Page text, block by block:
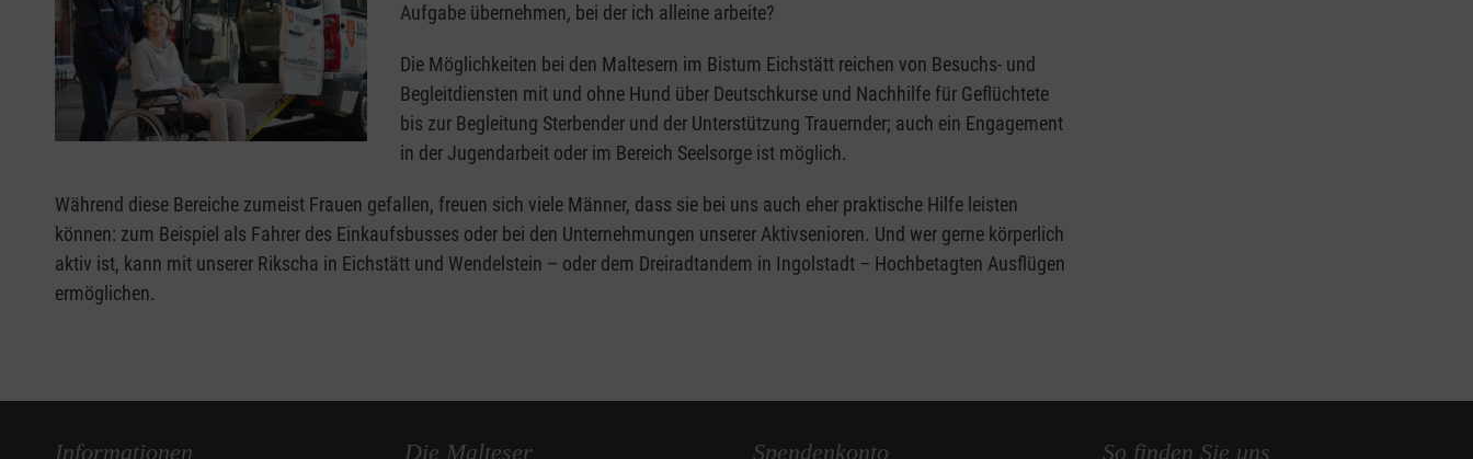
Aufgabe übernehmen, bei der ich alleine arbeite?
Die Möglichkeiten bei den Maltesern im Bistum Eichstätt reichen von Besuchs- und
Begleitdiensten mit und ohne Hund über Deutschkurse und Nachhilfe für Geflüchtete
bis zur Begleitung Sterbender und der Unterstützung Trauernder; auch ein Engagement
in der Jugendarbeit oder im Bereich Seelsorge ist möglich.
Während diese Bereiche zumeist Frauen gefallen, freuen sich viele Männer, dass sie bei uns auch eher praktische Hilfe leisten
können: zum Beispiel als Fahrer des Einkaufsbusses oder bei den Unternehmungen unserer Aktivsenioren. Und wer gerne körperlich
aktiv ist, kann mit unserer Rikscha in Eichstätt und Wendelstein – oder dem Dreiradtandem in Ingolstadt – Hochbetagten Ausflügen
ermöglichen.
Informationen Die Malteser Spendenkonto So finden Sie uns